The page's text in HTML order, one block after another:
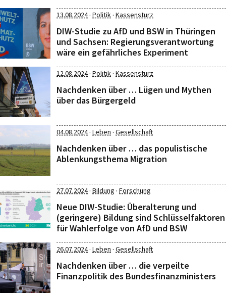
13.08.2024· Politik· Kassensturz
DIW-Studie zu AfD und BSW in Thüringen
und Sachsen: Regierungsverantwortung
wäre ein gefährliches Experiment
12.08.2024· Politik· Kassensturz
Nachdenken über … Lügen und Mythen
über das Bürgergeld
04.08.2024· Leben · Gesellschaft
Nachdenken über … das populistische
Ablenkungsthema Migration
27.07.2024· Bildung · Forschung
Neue DIW-Studie: Überalterung und
(geringere) Bildung sind Schlüsselfaktoren
für Wahlerfolge von AfD und BSW
26.07.2024· Leben · Gesellschaft
Nachdenken über … die verpeilte
Finanzpolitik des Bundesfinanzministers